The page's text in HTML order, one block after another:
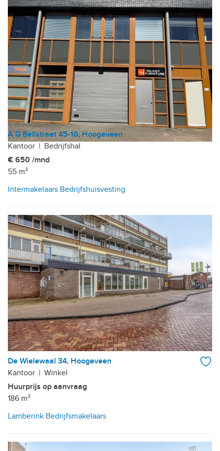
A G Bellstraat 45-10, Hoogeveen
Kantoor | Bedrijfshal
€ 650 /mnd
55 m²
Intermakelaars Bedrijfshuisvesting
De Wielewaal 34, Hoogeveen
Kantoor | Winkel
Huurprijs op aanvraag
186 m²
Lamberink Bedrijfsmakelaars